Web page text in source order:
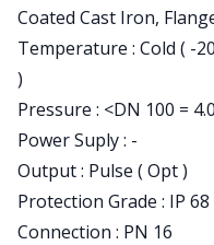
Coated Cast Iron,
Temperature : Cold ( -
)
Pressure : <DN 100 =
Power Suply : -
Output : Pulse ( Opt )
Protection Grade : IP 68
Connection : PN 16